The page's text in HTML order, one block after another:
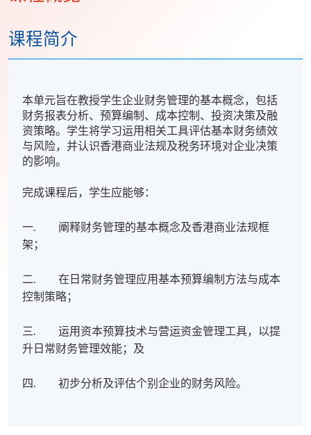
课程简介
本单元旨在教授学生企业财务管理的基本概念，包括
财务报表分析、预算编制、成本控制、投资决策及融
资策略。学生将学习运用相关工具评估基本财务绩效
与风险，并认识香港商业法规及税务环境对企业决策
的影响。
完成课程后，学生应能够：
一. 阐释财务管理的基本概念及香港商业法规框
架；
二. 在日常财务管理应用基本预算编制方法与成本
控制策略；
三. 运用资本预算技术与营运资金管理工具，以提
升日常财务管理效能；及
四. 初步分析及评估个别企业的财务风险。